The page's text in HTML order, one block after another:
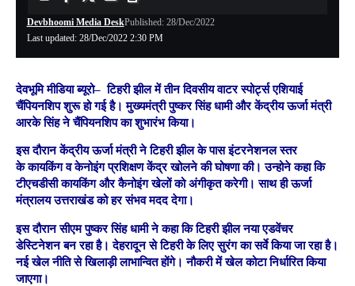
Last updated: 28/Dec/2022 2:30 PM
Devbhoomi Media DeskPublished: 28/Dec/2022
देवभूमि मीडिया ब्यूरो–टिहरी झील में तीन दिवसीय वाटर स्पोर्ट्स एशियाई
चैंपियनशिप शुरू हो गई है। मुख्यमंत्री पुष्कर सिंह धामी और केंद्रीय ऊर्जा मंत्री
आरके सिंह ने चैंपियनशिप का शुभारंभ किया।
इस दौरान केंद्रीय ऊर्जा मंत्री ने टिहरी झील के पास इंटरनेशनल स्तर
के कायकिंग व केनोइंग प्रशिक्षण केंद्र खोलने की घोषणा की। उन्होने कहा कि
टीएचडीसी कायकिंग और कैनोइंग खेलों को अंगीकृत करेगी। साथ ही ऊर्जा
मंत्रालय उत्तराखंड को हर संभव मदद देगा।
इस दौरान सीएम पुष्कर सिंह धामी ने कहा कि टिहरी झील नया एडवेंचर
डेस्टिनेशन बन रहा है। देहरादून से टिहरी के लिए सुरंग का सर्वे किया जा रहा है।
नई खेल नीति से खिलाड़ी लाभान्वित होंगे। नौकरी में खेल कोटा निर्धारित किया
जाएगा।